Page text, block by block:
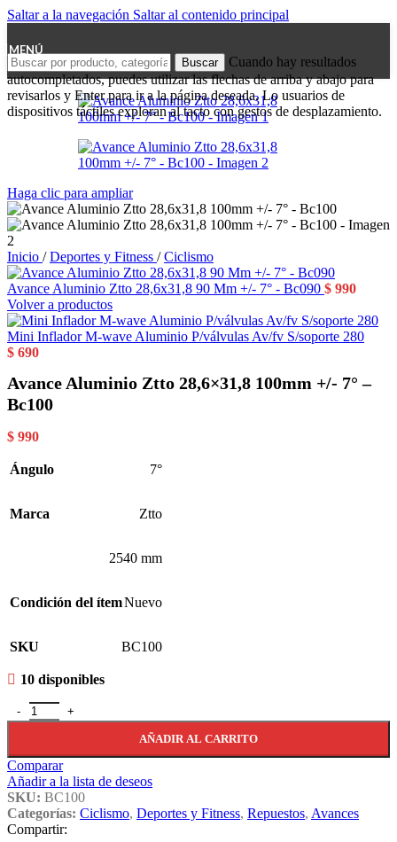
Saltar a la navegación Saltar al contenido principal
MENÚ
Buscar
Cuando hay resultados
autocompletados, puedes utilizar las flechas de arriba y abajo para
revisarlos y Enter para ir a la página deseada. Lo usuarios de
dispositivos táctiles exploran al tacto con gestos de desplazamiento.
Haga clic para ampliar
Inicio / Deportes y Fitness / Ciclismo
Avance Aluminio Ztto 28,6x31,8 90 Mm +/- 7° - Bc090 $ 990
Volver a productos
Mini Inflador M-wave Aluminio P/válvulas Av/fv S/soporte 280
$ 690
Avance Aluminio Ztto 28,6×31,8 100mm +/- 7° –
Bc100
$ 990
Ángulo 7°
Marca Ztto
2540 mm
Condición del ítemNuevo
SKU BC100
10 disponibles
Avance Aluminio Ztto 28,6x31,8 100mm +/- 7° - Bc100 cantidad
AÑADIR AL CARRITO
Comparar
Añadir a la lista de deseos
SKU: BC100
Categorías: Ciclismo, Deportes y Fitness, Repuestos, Avances
Compartir: